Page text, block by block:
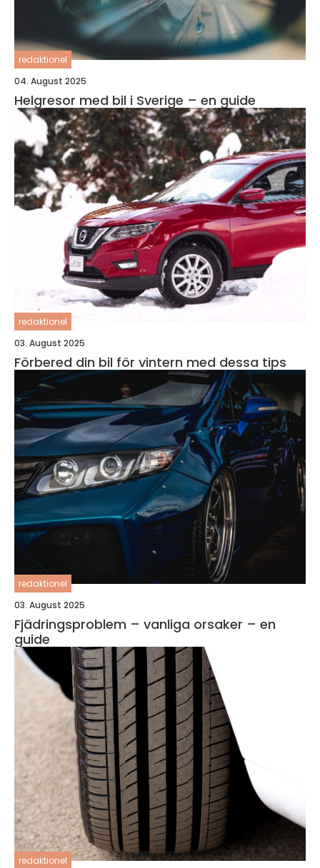
redaktionel
04. August 2025
Helgresor med bil i Sverige – en guide
redaktionel
03. August 2025
Förbered din bil för vintern med dessa tips
redaktionel
03. August 2025
Fjädringsproblem – vanliga orsaker – en
guide
redaktionel